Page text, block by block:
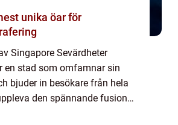
unika öar för
Singapore Sevärdheter
en stad som omfamnar sin
bjuder in besökare från hela
den spännande fusionen